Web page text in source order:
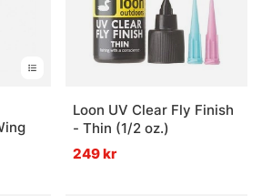
5 stjärnorLoon UV Clear Fly Finish
- Thin (1/2 oz.)
249 kr